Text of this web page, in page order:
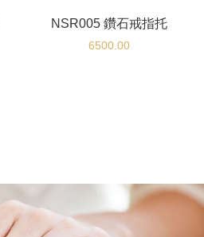
NSR005 鑽石戒指托
6500.00